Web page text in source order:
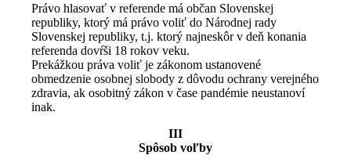
Právo hlasovať v referende má občan Slovenskej
republiky, ktorý má právo voliť do Národnej rady
Slovenskej republiky, t.j. ktorý najneskôr v deň konania
referenda dovŕši 18 rokov veku.
Prekážkou práva voliť je zákonom ustanovené
obmedzenie osobnej slobody z dôvodu ochrany verejného
zdravia, ak osobitný zákon v čase pandémie neustanoví
inak.
III
Spôsob voľby